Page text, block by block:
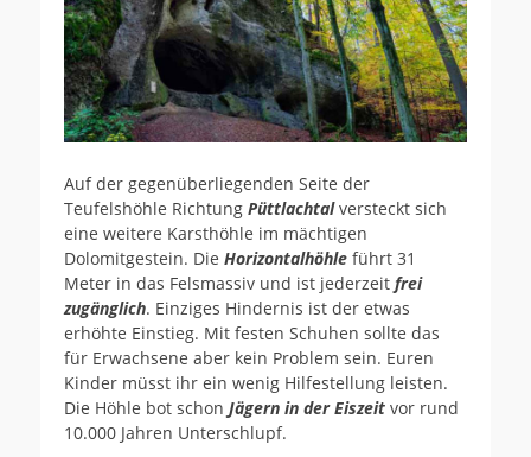
Auf der gegenüberliegenden Seite der
Teufelshöhle Richtung Püttlachtalversteckt sich
eine weitere Karsthöhle im mächtigen
Dolomitgestein. Die Horizontalhöhle führt 31
Meter in das Felsmassiv und ist jederzeit frei
zugänglich. Einziges Hindernis ist der etwas
erhöhte Einstieg. Mit festen Schuhen sollte das
für Erwachsene aber kein Problem sein. Euren
Kinder müsst ihr ein wenig Hilfestellung leisten.
Die Höhle bot schon Jägern in der Eiszeit vor rund
10.000 Jahren Unterschlupf.